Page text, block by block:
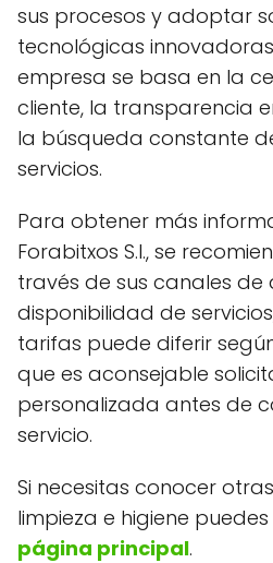
sus procesos y adoptar
tecnológicas
empresa se basa en la
cliente, la transparencia
la búsqueda constante
servicios.
Para obtener más
Forabitxos S.l., se
través de sus canales de
disponibilidad de
tarifas puede diferir
que es aconsejable
personalizada antes de
servicio.
Si necesitas conocer
limpieza e higiene puedes
página principal.